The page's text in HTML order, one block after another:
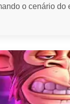
o cenário do